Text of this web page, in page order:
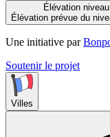
Élévation
Élévation prévue du
Une initiative par
Soutenir le projet
Villes